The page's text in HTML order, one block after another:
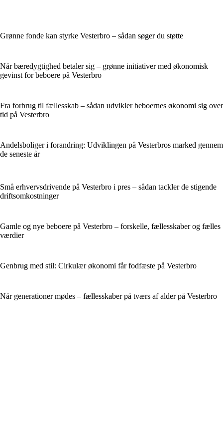
Grønne fonde kan styrke Vesterbro – sådan søger du støtte
Når bæredygtighed betaler sig – grønne initiativer med økonomisk
gevinst for beboere på Vesterbro
Fra forbrug til fællesskab – sådan udvikler beboernes økonomi sig over
tid på Vesterbro
Andelsboliger i forandring: Udviklingen på Vesterbros marked gennem
de seneste år
Små erhvervsdrivende på Vesterbro i pres – sådan tackler de stigende
driftsomkostninger
Gamle og nye beboere på Vesterbro – forskelle, fællesskaber og fælles
værdier
Genbrug med stil: Cirkulær økonomi får fodfæste på Vesterbro
Når generationer mødes – fællesskaber på tværs af alder på Vesterbro